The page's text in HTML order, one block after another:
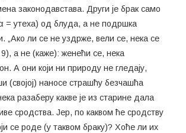
законодавстава. Други је брак само
= утеха) од блуда, а не подршка
„Ако ли се не уздрже, вели се, нека се
а не (каже): женећи се, нека
А они који ни природу не гледају,
(својој) наносе страшћу безчашћа
разаберу какве је из старине дала
сродства. Јер, по каквом ће сродству
се роде (у таквом браку)? Хоће ли их